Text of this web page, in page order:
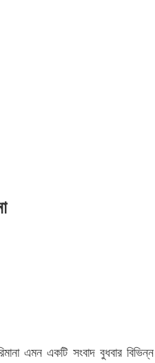
এমন একটি সংবাদ বুধবার বিভিন্ন